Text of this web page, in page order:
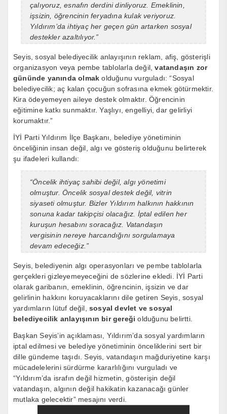
çalıyoruz, esnafın derdini dinliyoruz. Emeklinin,
işsizin, öğrencinin feryadına kulak veriyoruz.
Yıldırım’da ihtiyaç her geçen gün artarken sosyal
destekler azaltılıyor.”
Seyis, sosyal belediyecilik anlayışının reklam, afiş, gösterişli
organizasyon veya pembe tablolarla değil,vatandaşın zor
gününde yanında olmak olduğunu vurguladı: “Sosyal
belediyecilik; aç kalan çocuğun sofrasına ekmek götürmektir.
Kira ödeyemeyen aileye destek olmaktır. Öğrencinin
eğitimine katkı sunmaktır. Yaşlıyı, engelliyi, dar gelirliyi
korumaktır.”
İYİ Parti Yıldırım İlçe Başkanı, belediye yönetiminin
önceliğinin insan değil, algı ve gösteriş olduğunu belirterek
şu ifadeleri kullandı:
“Öncelik ihtiyaç sahibi değil, algı yönetimi
olmuştur. Öncelik sosyal destek değil, vitrin
siyaseti olmuştur. Bizler Yıldırım halkının hakkının
sonuna kadar takipçisi olacağız. İptal edilen her
kuruşun hesabını soracağız. Vatandaşın
vergisinin nereye harcandığını sorgulamaya
devam edeceğiz.”
Seyis, belediyenin algı operasyonları ve pembe tablolarla
gerçekleri gizleyemeyeceğini de sözlerine ekledi. İYİ Parti
olarak garibanın, emeklinin, öğrencinin, işsizin ve dar
gelirlinin hakkını koruyacaklarını dile getiren Seyis, sosyal
yardımların lütuf değil, sosyal devlet ve sosyal
belediyecilik anlayışının bir gereği olduğunu belirtti.
Başkan Seyis’in açıklaması, Yıldırım’da sosyal yardımların
iptal edilmesi ve belediye yönetiminin önceliklerini sert bir
dille gündeme taşıdı. Seyis, vatandaşın mağduriyetine karşı
mücadelelerini sürdürme kararlılığını vurguladı ve
“Yıldırım’da israfın değil hizmetin, gösterişin değil
vatandaşın, algının değil hakikatin kazanacağı günler
mutlaka gelecektir” mesajını verdi.